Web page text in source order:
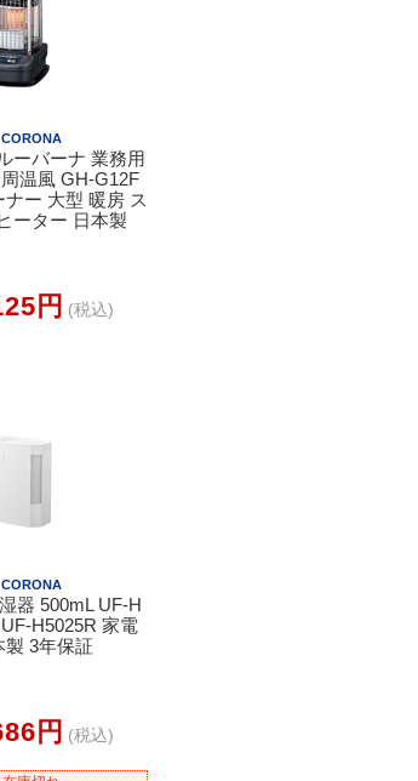
CORONA
ーバーナ 業務用
温風 GH-G12F
ナー 大型 暖房 ス
ーター 日本製
円 (税込)
CORONA
器 500mL UF-H
H5025R 家電
製 3年保証
円 (税込)